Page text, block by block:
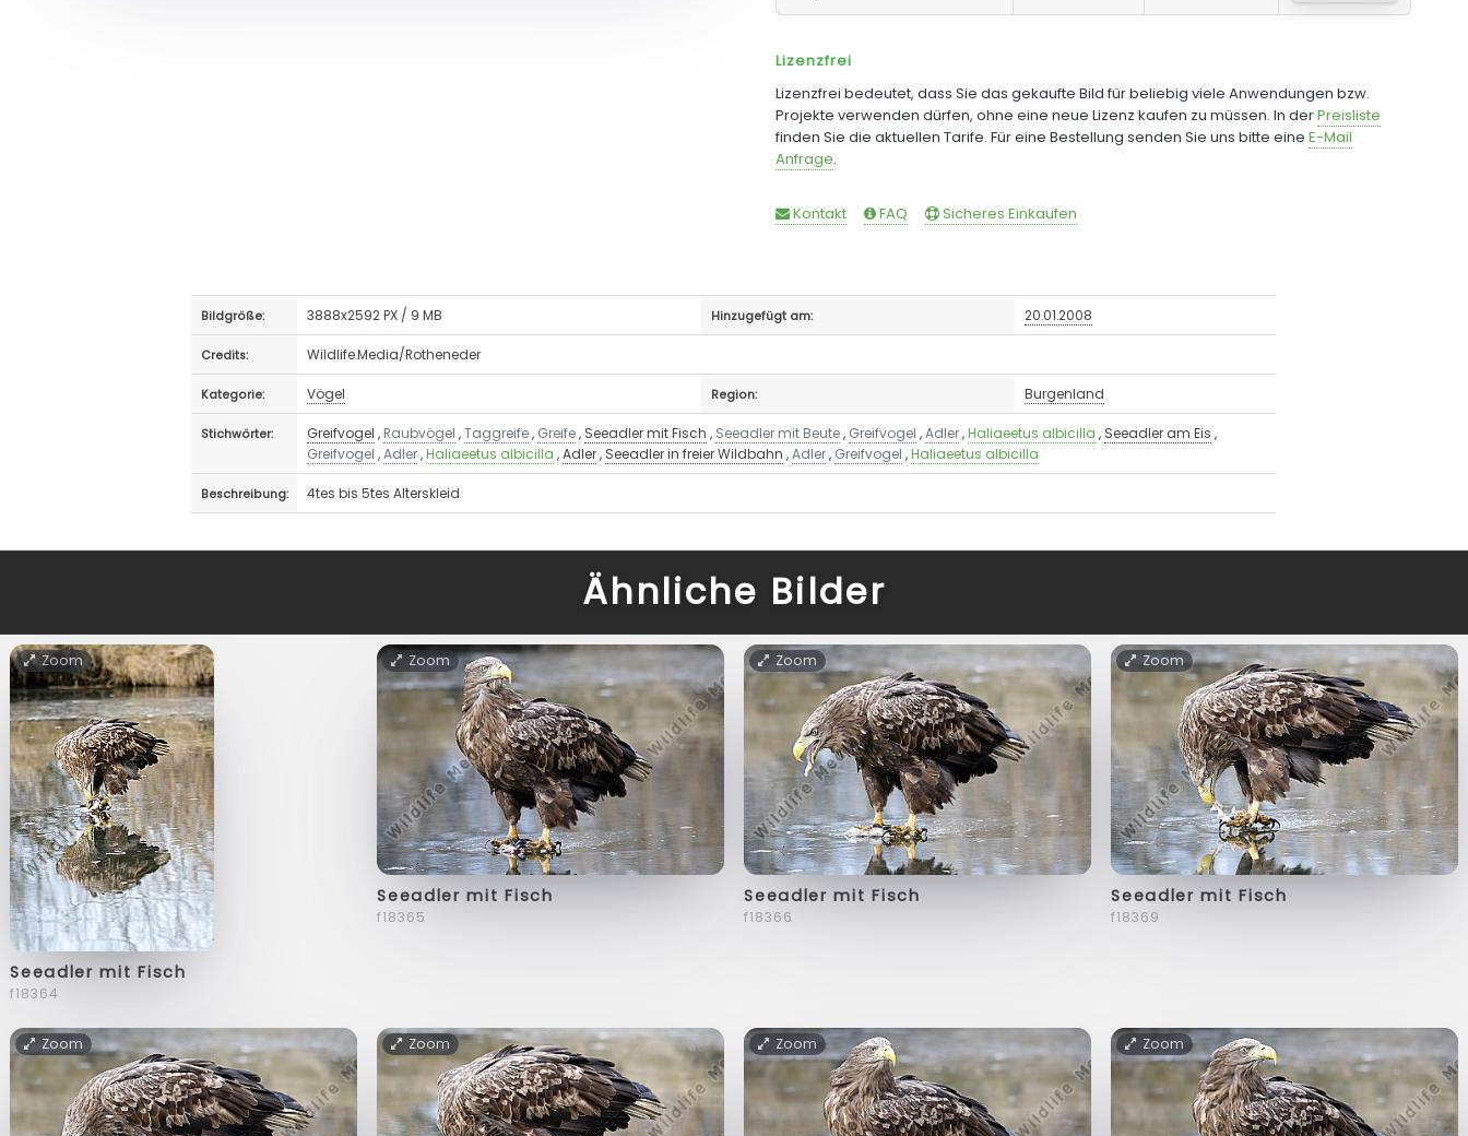
Lizenzfrei
Lizenzfrei bedeutet, dass Sie das gekaufte Bild für beliebig viele Anwendungen bzw.
Projekte verwenden dürfen, ohne eine neue Lizenz kaufen zu müssen. In derPreisliste
finden Sie die aktuellen Tarife. Für eine Bestellung senden Sie uns bitte eine E-Mail
Anfrage.
Kontakt FAQ Sicheres Einkaufen
Bildgröße: 3888x2592 PX / 9 MB Hinzugefügt am: 20.01.2008
Credits: Wildlife.Media/Rotheneder
Kategorie: Vögel Region: Burgenland
Stichwörter: Greifvogel , Raubvögel ,Taggreife, Greife, Seeadler mit Fisch , Seeadler mit Beute, Greifvogel ,Adler,Haliaeetus albicilla , Seeadler am Eis ,
Greifvogel ,Adler,Haliaeetus albicilla ,Adler, Seeadler in freier Wildbahn ,Adler, Greifvogel ,Haliaeetus albicilla
Beschreibung: 4tes bis 5tes Alterskleid
Ähnliche Bilder
Zoom
Seeadler mit Fisch
f18364
Zoom
Seeadler mit Fisch
f18365
Zoom
Seeadler mit Fisch
f18366
Zoom
Seeadler mit Fisch
f18369
Zoom Zoom Zoom Zoom